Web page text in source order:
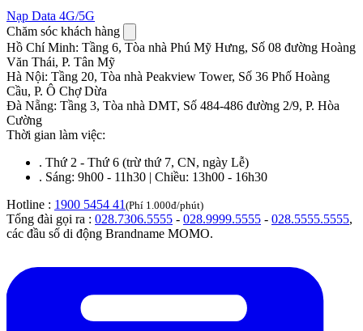
Nạp Data 4G/5G
Chăm sóc khách hàng
Hồ Chí Minh: Tầng 6, Tòa nhà Phú Mỹ Hưng, Số 08 đường Hoàng
Văn Thái, P. Tân Mỹ
Hà Nội: Tầng 20, Tòa nhà Peakview Tower, Số 36 Phố Hoàng
Cầu, P. Ô Chợ Dừa
Đà Nẵng: Tầng 3, Tòa nhà DMT, Số 484-486 đường 2/9, P. Hòa
Cường
Thời gian làm việc:
. Thứ 2 - Thứ 6 (trừ thứ 7, CN, ngày Lễ)
. Sáng: 9h00 - 11h30 | Chiều: 13h00 - 16h30
Hotline : 1900 5454 41 (Phí 1.000đ/phút)
Tổng đài gọi ra : 028.7306.5555 - 028.9999.5555 - 028.5555.5555,
các đầu số di động Brandname MOMO.